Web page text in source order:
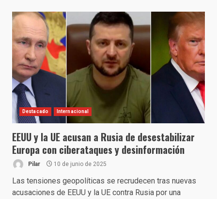
Destacado Internacional
EEUU y la UE acusan a Rusia de desestabilizar
Europa con ciberataques y desinformación
Pilar 10 de junio de 2025
Las tensiones geopolíticas se recrudecen tras nuevas
acusaciones de EEUU y la UE contra Rusia por una